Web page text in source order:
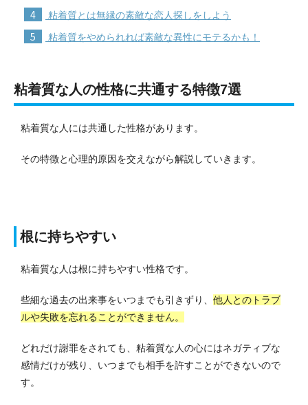
4 粘着質とは無縁の素敵な恋人探しをしよう
5 粘着質をやめられれば素敵な異性にモテるかも！
粘着質な人の性格に共通する特徴7選
粘着質な人には共通した性格があります。
その特徴と心理的原因を交えながら解説していきます。
根に持ちやすい
粘着質な人は根に持ちやすい性格です。
些細な過去の出来事をいつまでも引きずり、 他人とのトラブ
ルや失敗を忘れることができません。
どれだけ謝罪をされても、粘着質な人の心にはネガティブな
感情だけが残り、いつまでも相手を許すことができないので
す。